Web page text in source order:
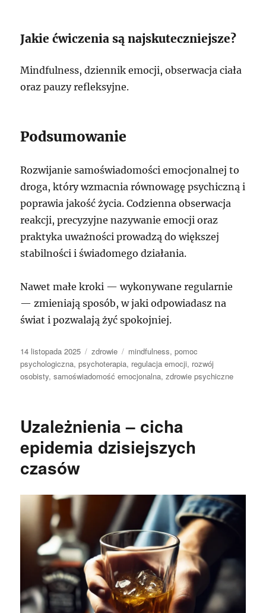
Jakie ćwiczenia są najskuteczniejsze?
Mindfulness, dziennik emocji, obserwacja ciała
oraz pauzy refleksyjne.
Podsumowanie
Rozwijanie samoświadomości emocjonalnej to
droga, który wzmacnia równowagę psychiczną i
poprawia jakość życia. Codzienna obserwacja
reakcji, precyzyjne nazywanie emocji oraz
praktyka uważności prowadzą do większej
stabilności i świadomego działania.
Nawet małe kroki — wykonywane regularnie
— zmieniają sposób, w jaki odpowiadasz na
świat i pozwalają żyć spokojniej.
Data
publikacji
14 listopada 2025 Kategorie
zdrowie Tagi
mindfulness,pomoc
psychologiczna,psychoterapia, regulacja emocji, rozwój
osobisty,samoświadomość emocjonalna,zdrowie psychiczne
Uzależnienia – cicha
epidemia dzisiejszych
czasów